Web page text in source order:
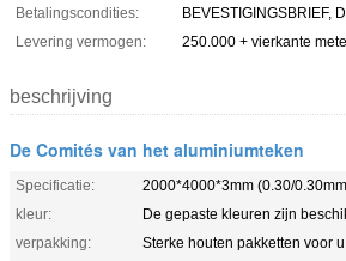
Betalingscondities:
BEVESTIGINGSBRIEF,
Levering vermogen:
250.000 + vierkante
beschrijving
De Comités van het aluminiumteken
Specificatie:
2000*4000*3mm (0.30/
kleur:
De gepaste kleuren zijn
verpakking:
Sterke houten pakketten voor